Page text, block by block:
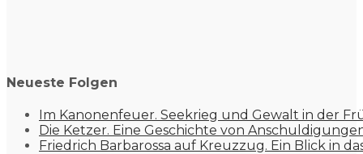
Neueste Folgen
Im Kanonenfeuer. Seekrieg und Gewalt in der
Die Ketzer. Eine Geschichte von
Friedrich Barbarossa auf Kreuzzug. Ein Blick in